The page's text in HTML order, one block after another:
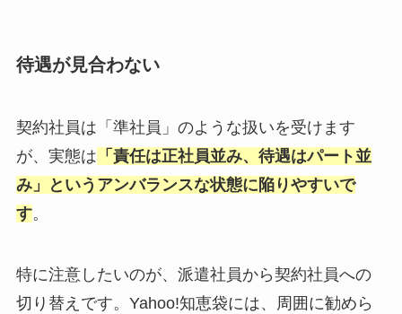
待遇が見合わない
契約社員は「準社員」のような扱いを受けます
が、実態は 「責任は正社員並み、待遇はパート並
み」というアンバランスな状態に陥りやすいで
す。
特に注意したいのが、派遣社員から契約社員への
切り替えです。Yahoo!知恵袋には、周囲に勧めら